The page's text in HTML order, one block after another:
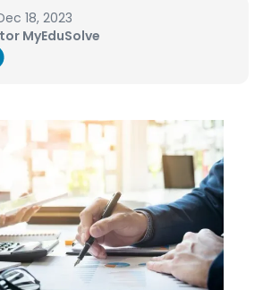
18, 2023
MyEduSolve